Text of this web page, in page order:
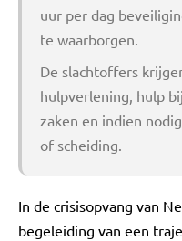
uur per dag
te waarborgen.
De slachtoffers
hulpverlening, hulp
zaken en indien
of scheiding.
In de crisisopvang van
begeleiding van een